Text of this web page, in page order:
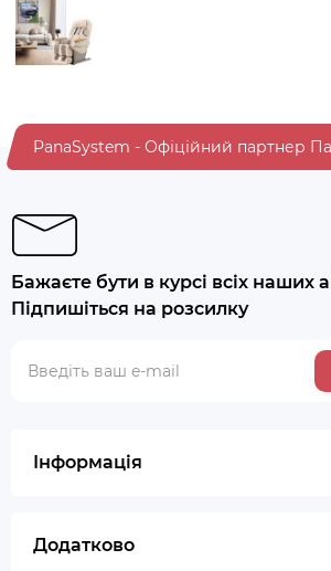
PanaSystem - Офіційний партнер
Бажаєте бути в курсі всіх наших
Підпишіться на розсилку
Інформація
Додатково